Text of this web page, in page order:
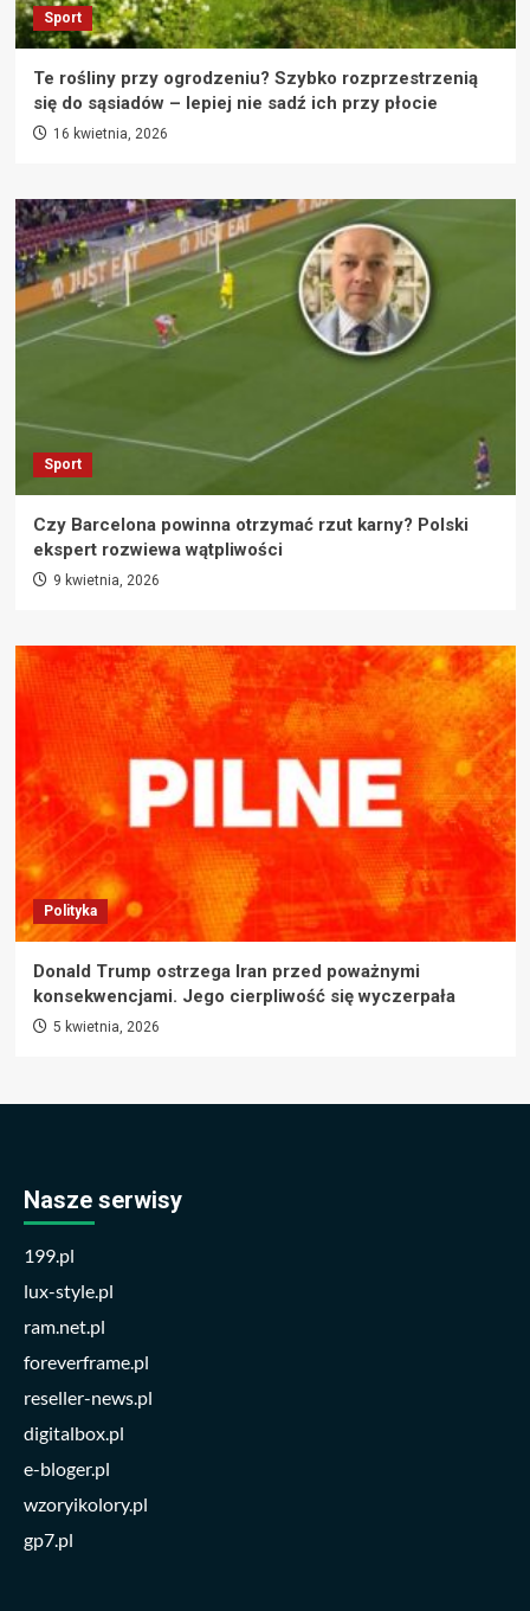
Sport
Te rośliny przy ogrodzeniu? Szybko rozprzestrzenią
się do sąsiadów – lepiej nie sadź ich przy płocie
16 kwietnia, 2026
Sport
Czy Barcelona powinna otrzymać rzut karny? Polski
ekspert rozwiewa wątpliwości
9 kwietnia, 2026
Polityka
Donald Trump ostrzega Iran przed poważnymi
konsekwencjami. Jego cierpliwość się wyczerpała
5 kwietnia, 2026
Nasze serwisy
199.pl
lux-style.pl
ram.net.pl
foreverframe.pl
reseller-news.pl
digitalbox.pl
e-bloger.pl
wzoryikolory.pl
gp7.pl